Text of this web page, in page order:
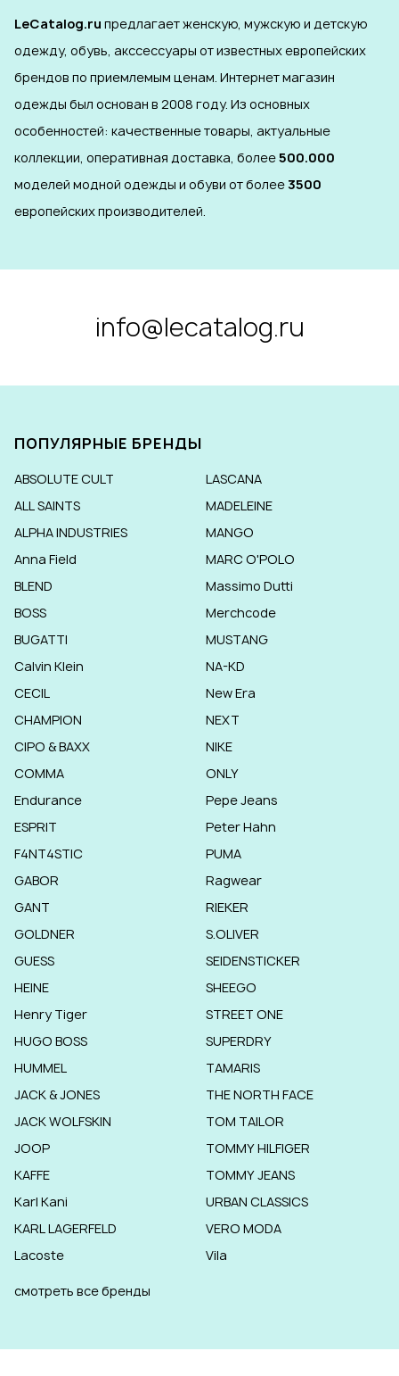
LeCatalog.ru предлагает женскую, мужскую и детскую
одежду, обувь, акссессуары от известных европейских
брендов по приемлемым ценам. Интернет магазин
одежды был основан в 2008 году. Из основных
особенностей: качественные товары, актуальные
коллекции, оперативная доставка, более500.000
моделей модной одежды и обуви от более3500
европейских производителей.
info@lecatalog.ru
ПОПУЛЯРНЫЕ БРЕНДЫ
ABSOLUTE CULT
ALL SAINTS
ALPHA INDUSTRIES
Anna Field
BLEND
BOSS
BUGATTI
Calvin Klein
CECIL
CHAMPION
CIPO & BAXX
COMMA
Endurance
ESPRIT
F4NT4STIC
GABOR
GANT
GOLDNER
GUESS
HEINE
Henry Tiger
HUGO BOSS
HUMMEL
JACK & JONES
JACK WOLFSKIN
JOOP
KAFFE
Karl Kani
KARL LAGERFELD
Lacoste
LASCANA
MADELEINE
MANGO
MARC O'POLO
Massimo Dutti
Merchcode
MUSTANG
NA-KD
New Era
NEXT
NIKE
ONLY
Pepe Jeans
Peter Hahn
PUMA
Ragwear
RIEKER
S.OLIVER
SEIDENSTICKER
SHEEGO
STREET ONE
SUPERDRY
TAMARIS
THE NORTH FACE
TOM TAILOR
TOMMY HILFIGER
TOMMY JEANS
URBAN CLASSICS
VERO MODA
Vila
смотреть все бренды